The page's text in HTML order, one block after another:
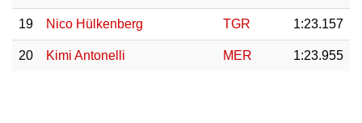
19 Nico Hülkenberg TGR 1:23.157
20 Kimi Antonelli MER 1:23.955